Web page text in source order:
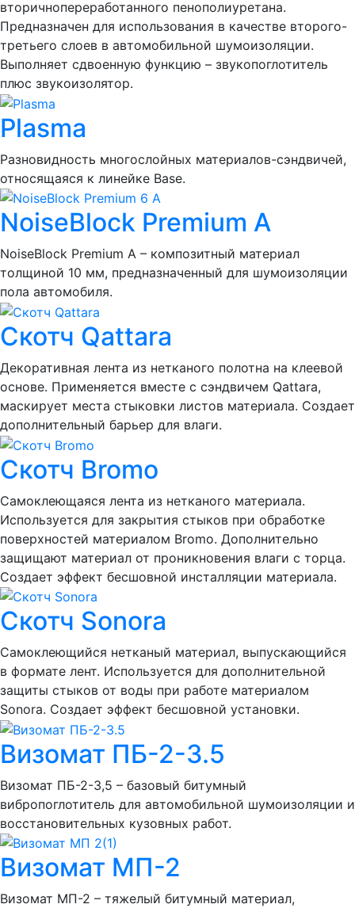
вторичнопереработанного пенополиуретана.
Предназначен для использования в качестве второго-
третьего слоев в автомобильной шумоизоляции.
Выполняет сдвоенную функцию – звукопоглотитель
плюс звукоизолятор.
Plasma
Разновидность многослойных материалов-сэндвичей,
относящаяся к линейке Base.
NoiseBlock Premium A
NoiseBlock Premium A – композитный материал
толщиной 10 мм, предназначенный для шумоизоляции
пола автомобиля.
Скотч Qattara
Декоративная лента из нетканого полотна на клеевой
основе. Применяется вместе с сэндвичем Qattara,
маскирует места стыковки листов материала. Создает
дополнительный барьер для влаги.
Скотч Bromo
Самоклеющаяся лента из нетканого материала.
Используется для закрытия стыков при обработке
поверхностей материалом Bromo. Дополнительно
защищают материал от проникновения влаги с торца.
Создает эффект бесшовной инсталляции материала.
Скотч Sonora
Самоклеющийся нетканый материал, выпускающийся
в формате лент. Используется для дополнительной
защиты стыков от воды при работе материалом
Sonora. Создает эффект бесшовной установки.
Визомат ПБ-2-3.5
Визомат ПБ-2-3,5 – базовый битумный
вибропоглотитель для автомобильной шумоизоляции и
восстановительных кузовных работ.
Визомат МП-2
Визомат МП-2 – тяжелый битумный материал,